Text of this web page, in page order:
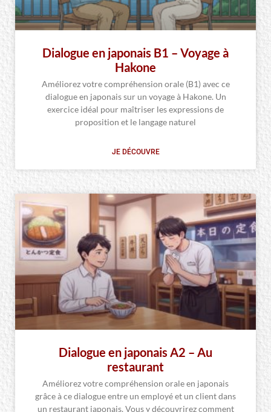
Dialogue en japonais B1 – Voyage à
Hakone
Améliorez votre compréhension orale (B1) avec ce
dialogue en japonais sur un voyage à Hakone. Un
exercice idéal pour maîtriser les expressions de
proposition et le langage naturel
JE DÉCOUVRE
Dialogue en japonais A2 – Au
restaurant
Améliorez votre compréhension orale en japonais
grâce à ce dialogue entre un employé et un client dans
un restaurant japonais. Vous y découvrirez comment